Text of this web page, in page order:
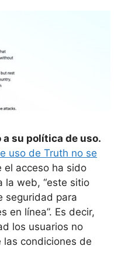
su política de uso.
uso de Truth no se
el acceso ha sido
la web, “este sitio
seguridad para
en línea”. Es decir,
los usuarios no
las condiciones de